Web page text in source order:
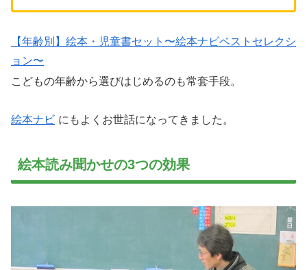
【年齢別】絵本・児童書セット〜絵本ナビベストセレクシ
ョン〜
こどもの年齢から選びはじめるのも常套手段。
絵本ナビ にもよくお世話になってきました。
絵本読み聞かせの3つの効果